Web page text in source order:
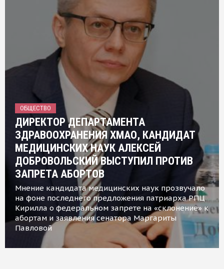
ОБЩЕСТВО
ДИРЕКТОР ДЕПАРТАМЕНТА
ЗДРАВООХРАНЕНИЯ ХМАО, КАНДИДАТ
МЕДИЦИНСКИХ НАУК АЛЕКСЕЙ
ДОБРОВОЛЬСКИЙ ВЫСТУПИЛ ПРОТИВ
ЗАПРЕТА АБОРТОВ
Мнение кандидата медицинских наук прозвучало
на фоне последнего предложения патриарха РПЦ
Кирилла о федеральном запрете на «склонение» к
абортам и заявления сенатора Маргариты
Павловой